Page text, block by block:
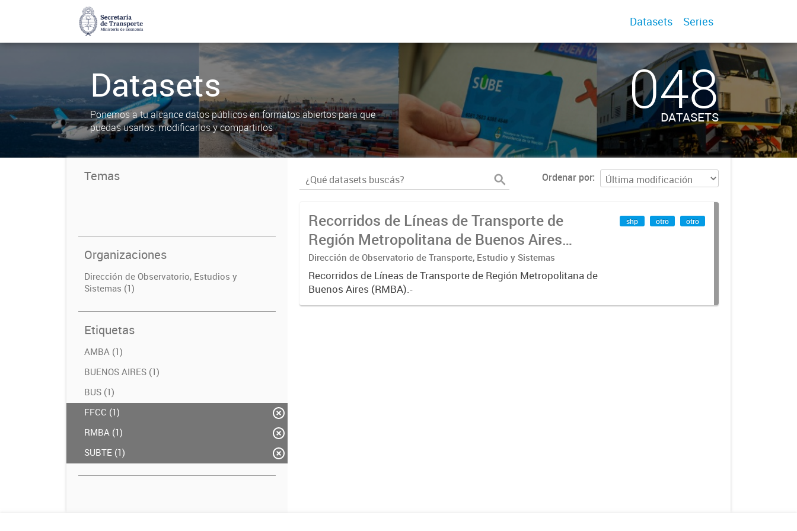
Datasets Series
Datasets
Ponemos a tu alcance datos públicos en formatos abiertos para que
puedas usarlos, modificarlos y compartirlos
048
DATASETS
Temas
Organizaciones
Dirección de Observatorio, Estudios y
Sistemas (1)
Etiquetas
AMBA (1)
BUENOS AIRES (1)
BUS (1)
FFCC (1)
RMBA (1)
SUBTE (1)
Ordenar por
Recorridos de Líneas de Transporte de
Región Metropolitana de Buenos Aires
(RMBA)
Dirección de Observatorio de Transporte, Estudio y Sistemas
Recorridos de Líneas de Transporte de Región Metropolitana de
Buenos Aires (RMBA).-
shp otro otro